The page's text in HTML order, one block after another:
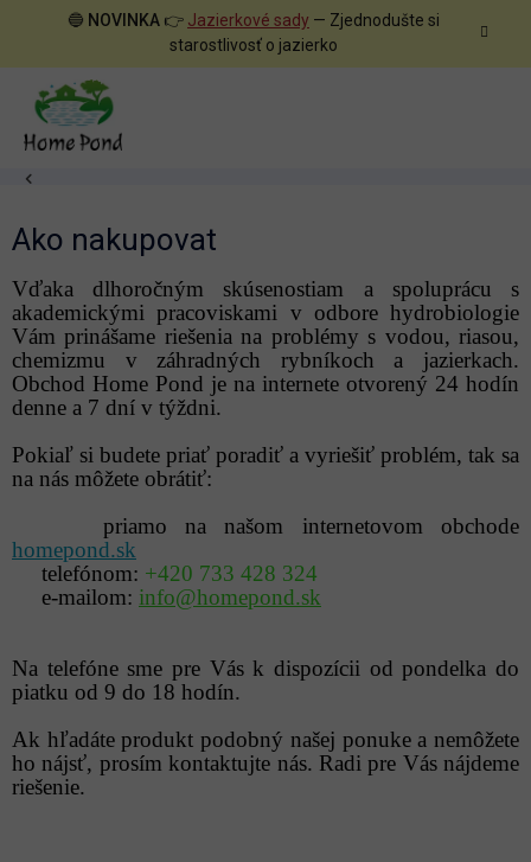
🔵 NOVINKA 👉 Jazierkové sady — Zjednodušte si
starostlivosť o jazierko
Ako nakupovat
Vďaka dlhoročným skúsenostiam a spoluprácu s
akademickými pracoviskami v odbore hydrobiologie
Vám prinášame riešenia na problémy s vodou, riasou,
chemizmu v záhradných rybníkoch a jazierkach.
Obchod Home Pond je na internete otvorený 24 hodín
denne a 7 dní v týždni.
Pokiaľ si budete priať poradiť a vyriešiť problém, tak sa
na nás môžete obrátiť:
priamo na našom internetovom obchode
homepond.sk
telefónom: +420 733 428 324
e-mailom: info@homepond.sk
Na telefóne sme pre Vás k dispozícii od pondelka do
piatku od 9 do 18 hodín.
Ak hľadáte produkt podobný našej ponuke a nemôžete
ho nájsť, prosím kontaktujte nás. Radi pre Vás nájdeme
riešenie.